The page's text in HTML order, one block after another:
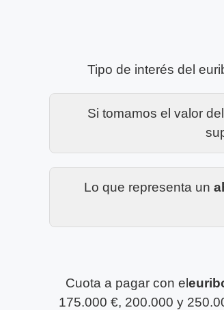
Tipo de interés del
Si tomamos el valor
Lo que representa un
Cuota a pagar con el
175.000 €, 200.000 y